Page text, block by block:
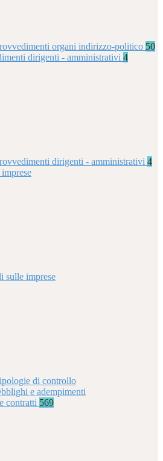
organi indirizzo-politico 50
dirigenti - amministrativi 4
dirigenti - amministrativi 4
sulle imprese
di controllo
e adempimenti
contratti 569